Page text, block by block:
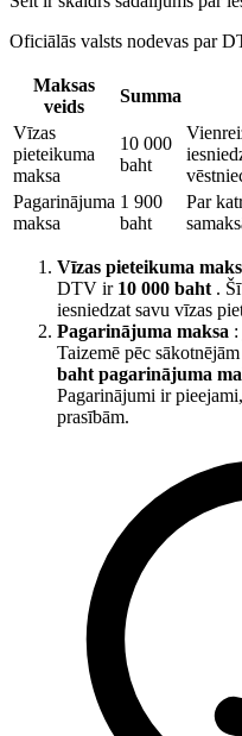
Oficiālās valsts nodevas par
Maksas
veids
Summa
Vīzas
pieteikuma
maksa
10 000
baht
Pagarinājuma
maksa
1 900
baht
Par
Vīzas pieteikuma
DTV ir 10 000 baht .
iesniedzat savu vīzas
Pagarinājuma maksa
Taizemē pēc
baht pagarinājuma
Pagarinājumi ir
prasībām.